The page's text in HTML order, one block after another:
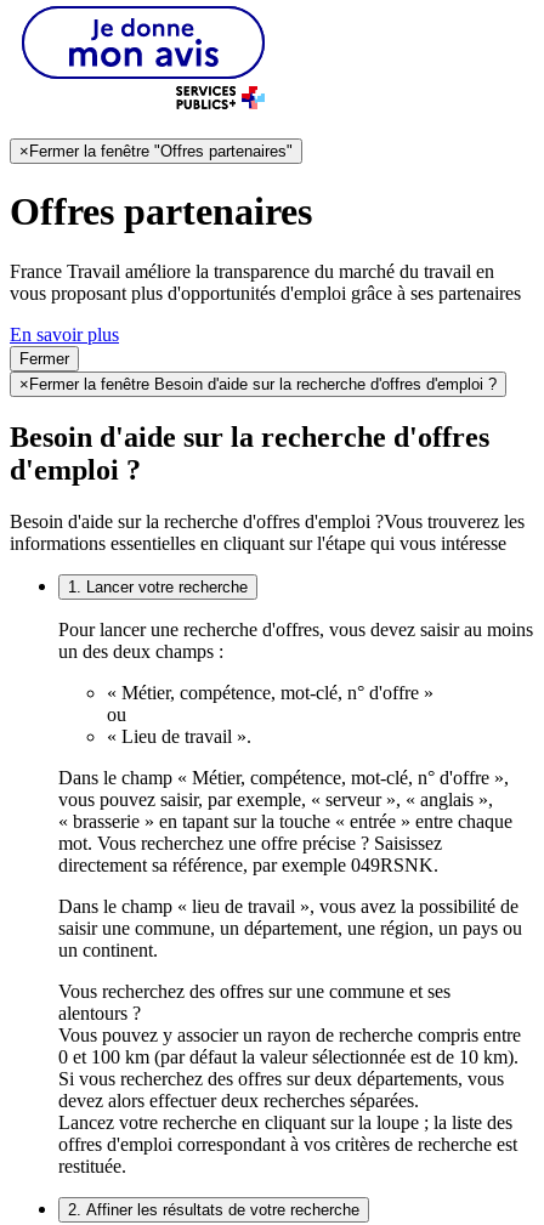
× Fermer la fenêtre "Offres partenaires"
Offres partenaires
France Travail améliore la transparence du marché du travail en
vous proposant plus d'opportunités d'emploi grâce à ses partenaires
En savoir plus
Fermer
×Fermer la fenêtre Besoin d'aide sur la recherche d'offres d'emploi ?
Besoin d'aide sur la recherche d'offres
d'emploi ?
Besoin d'aide sur la recherche d'offres d'emploi ?Vous trouverez les
informations essentielles en cliquant sur l'étape qui vous intéresse
1. Lancer votre recherche
Pour lancer une recherche d'offres, vous devez saisir au moins
un des deux champs :
« Métier, compétence, mot-clé, n° d'offre »
ou
« Lieu de travail ».
Dans le champ « Métier, compétence, mot-clé, n° d'offre »,
vous pouvez saisir, par exemple, « serveur », « anglais »,
« brasserie » en tapant sur la touche « entrée » entre chaque
mot. Vous recherchez une offre précise ? Saisissez
directement sa référence, par exemple 049RSNK.
Dans le champ « lieu de travail », vous avez la possibilité de
saisir une commune, un département, une région, un pays ou
un continent.
Vous recherchez des offres sur une commune et ses
alentours ?
Vous pouvez y associer un rayon de recherche compris entre
0 et 100 km (par défaut la valeur sélectionnée est de 10 km).
Si vous recherchez des offres sur deux départements, vous
devez alors effectuer deux recherches séparées.
Lancez votre recherche en cliquant sur la loupe ; la liste des
offres d'emploi correspondant à vos critères de recherche est
restituée.
2. Affiner les résultats de votre recherche